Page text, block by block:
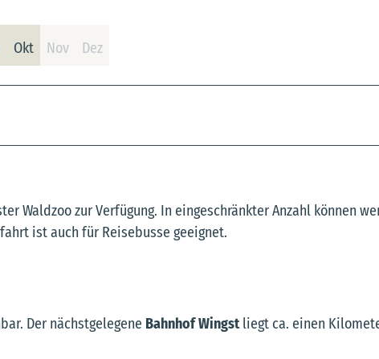
Okt Nov Dez
Waldzoo zur Verfügung. In eingeschränkter Anzahl können
ist auch für Reisebusse geeignet.
Der nächstgelegene Bahnhof Wingstliegt ca. einen